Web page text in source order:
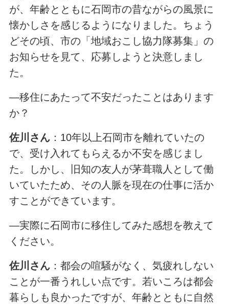
が、年齢とともに石岡市の昔ながらの風景に
懐かしさを感じるようになりました。ちょう
どその頃、市の「地域おこし協力隊募集」の
お知らせを見て、応募しようと決意しまし
た。
―移住にあたって不安だったことはあります
か？
佐川 さん：10年以上石岡市を離れていたの
で、受け入れてもらえるか不安を感じまし
た。しかし、旧知の友人が茅葺職人として働
いていたため、その人脈を現在の仕事に活か
すことができています。
―実際に石岡市に移住してみた感想を教えて
ください。
佐川さん：都会の喧騒がなく、気疲れしない
ことが一番うれしい点です。若いころは都会
暮らしも良かったですが、年齢とともに自然